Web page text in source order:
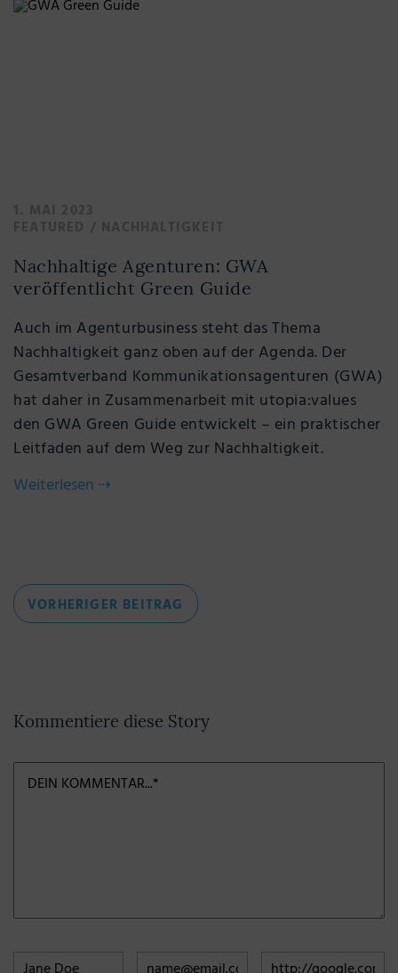
1. MAI 2023
FEATURED / NACHHALTIGKEIT
Nachhaltige Agenturen: GWA
veröffentlicht Green Guide
Auch im Agenturbusiness steht das Thema
Nachhaltigkeit ganz oben auf der Agenda. Der
Gesamtverband Kommunikationsagenturen (GWA)
hat daher in Zusammenarbeit mit utopia:values
den GWA Green Guide entwickelt – ein praktischer
Leitfaden auf dem Weg zur Nachhaltigkeit.
Weiterlesen ⇢
Beitragsnavigation
VORHERIGER BEITRAG VORHERIGER
BEITRAG
Kommentiere diese Story